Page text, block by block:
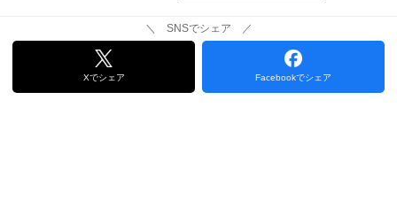
＼ SNSでシェア ／
Xでシェア Facebookでシェア